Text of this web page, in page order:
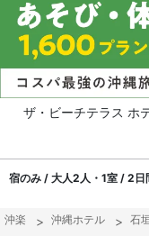
ザ・ビーチテラス ホ
宿のみ / 大人2人・1室 / 2日
沖楽 沖縄ホテル 石